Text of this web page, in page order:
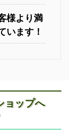
様より満
います！
ョップへ